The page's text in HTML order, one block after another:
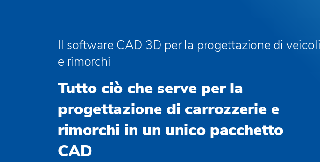
Il software CAD 3D per la progettazione di veicoli
e rimorchi
Tutto ciò che serve per la
progettazione di carrozzerie e
rimorchi in un unico pacchetto
CAD